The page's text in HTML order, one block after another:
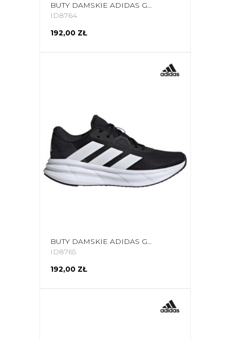
BUTY DAMSKIE ADIDAS GALAXY 7 RUNNING ID8764
ID8764
192,00 ZŁ
BUTY DAMSKIE ADIDAS GALAXY 7 RUNNING ID8765
ID8765
192,00 ZŁ